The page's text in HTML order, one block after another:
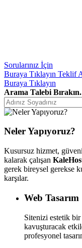
Sorularınız İçin
Buraya Tıklayın Teklif
Buraya Tıklayın
Arama Talebi
Neler Yapıyoruz?
Kusursuz hizmet,
kalarak çalışan
gerek bireysel gerekse
karşılar.
Web Tasarım
Sitenizi estetik
kavuşturacak
profesyonel